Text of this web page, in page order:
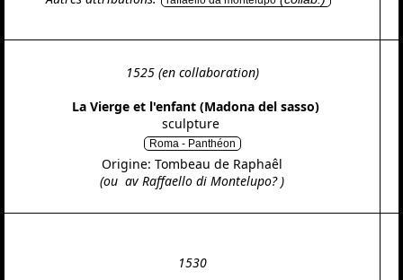
1525 (en collaboration)
La Vierge et l'enfant (Madona del sasso)
sculpture
Roma - Panthéon
Origine: Tombeau de Raphaêl
(ou av Raffaello di Montelupo? )
1530